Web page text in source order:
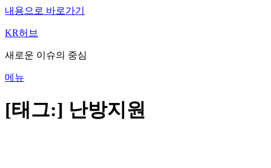
내용으로 바로가기
KR허브
새로운 이슈의 중심
메뉴
[태그:] 난방지원